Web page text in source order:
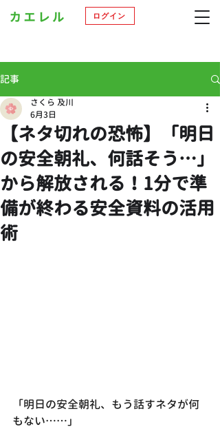
ログイン
記事
【ネタ切れの恐怖】「明日
の安全朝礼、何話そう…」
から解放される！1分で準
備が終わる安全資料の活用
術
さくら 及川
6月3日
「明日の安全朝礼、もう話すネタが何
もない……」